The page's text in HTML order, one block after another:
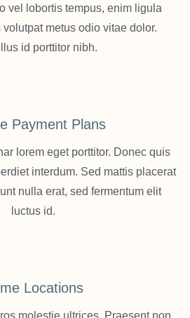
vel lobortis tempus, enim ligula
metus odio vitae dolor.
id porttitor nibh.
Payment Plans
lorem eget porttitor. Donec quis
interdum. Sed mattis placerat
nulla erat, sed fermentum elit
luctus id.
Locations